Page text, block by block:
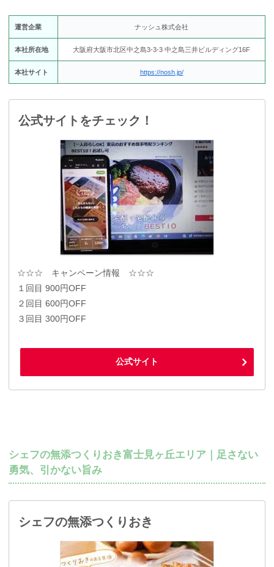
運営企業 ナッシュ株式会社
本社所在地 大阪府大阪市北区中之島3-3-3 中之島三井ビルディング16F
本社サイト https://nosh.jp/
公式サイトをチェック！
☆☆☆ キャンペーン情報 ☆☆☆
１回目 900円OFF
２回目 600円OFF
３回目 300円OFF
公式サイト
シェフの無添つくりおき富士見ヶ丘エリア｜足さない
勇気、引かない旨み
シェフの無添つくりおき